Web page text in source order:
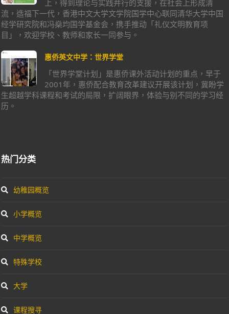
上，得到理论与实践并行的支援，在社会上形成清
流，造福下一代，香港中文大学文学院国学中心联同清华大学中国
经学研究院和冯燊均国学基金会，携手推动「礼仪文明教育项
目」，欢迎学校、教师和家长一同参与。
惠侨英文中学：世界学堂
「世界学堂计划」是惠侨课外活动计划的重点，早于
2001年，惠侨配合教育改革建议开展该计划，冀盼学
生超越学科课程和考试的局限，扩阔眼界，体验与别不同的学习经
历。
热门分类
幼稚园概览
小学概览
中学概览
特殊学校
大学
课程搜寻